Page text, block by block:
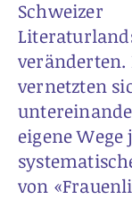
Schweizer
vernetzten
eigene
von